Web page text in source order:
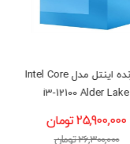
پردازنده اینتل مدل Intel Core
i3-13100 Raptor Lake
27,500,000 تومان
28,000,000 تومان